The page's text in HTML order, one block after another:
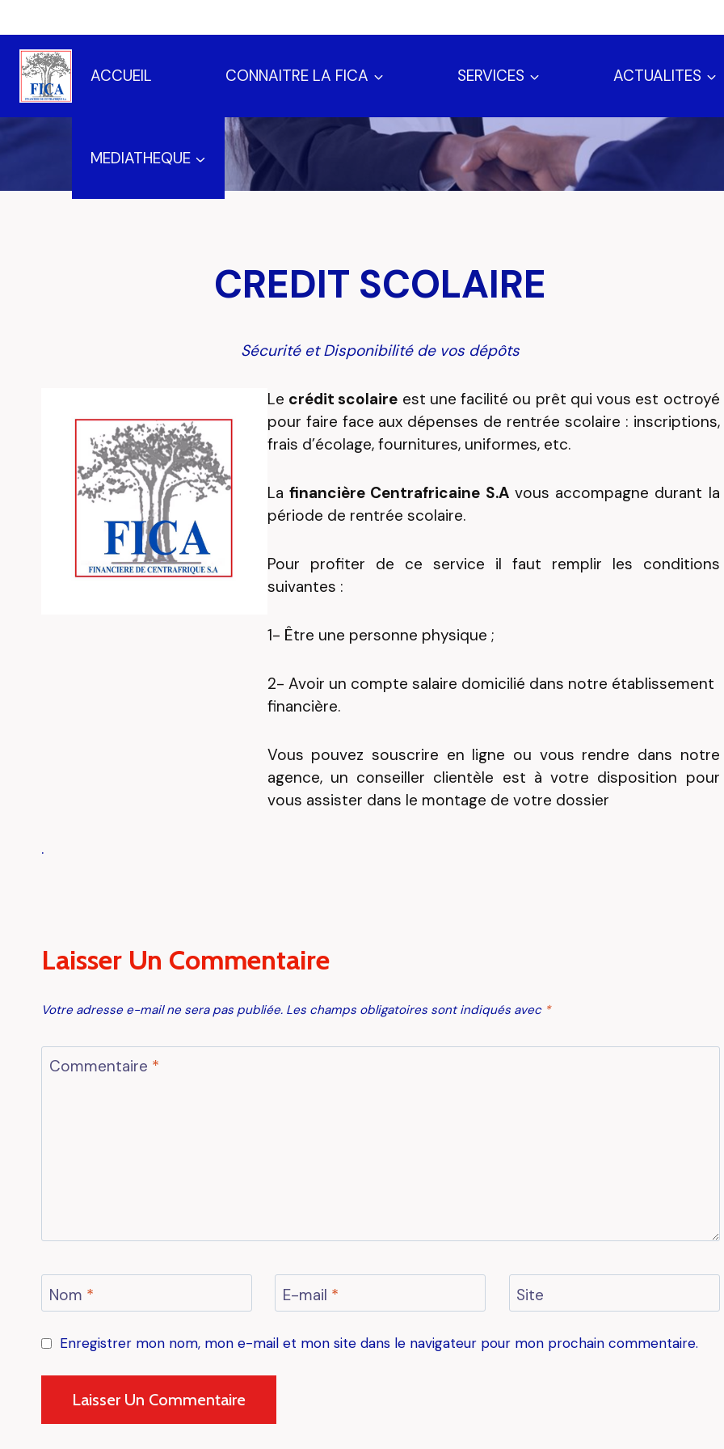
au
contenu
ACCUEIL
CONNAITRE LA FICA SERVICES ACTUALITES
MEDIATHEQUE
CREDIT SCOLAIRE
Sécurité et Disponibilité de vos dépôts
Le crédit scolaire est une facilité ou prêt qui vous est octroyé
pour faire face aux dépenses de rentrée scolaire : inscriptions,
frais d’écolage, fournitures, uniformes, etc.
Lafinancière Centrafricaine S.Avous accompagne durant la
période de rentrée scolaire.
Pour profiter de ce service il faut remplir les conditions
suivantes :
1- Être une personne physique ;
2- Avoir un compte salaire domicilié dans notre établissement
financière.
Vous pouvez souscrire en ligne ou vous rendre dans notre
agence, un conseiller clientèle est à votre disposition pour
vous assister dans le montage de votre dossier
.
Laisser Un Commentaire
Votre adresse e-mail ne sera pas publiée. Les champs obligatoires sont indiqués avec *
Commentaire *
Nom * E-mail * Site
Enregistrer mon nom, mon e-mail et mon site dans le navigateur pour mon prochain commentaire.